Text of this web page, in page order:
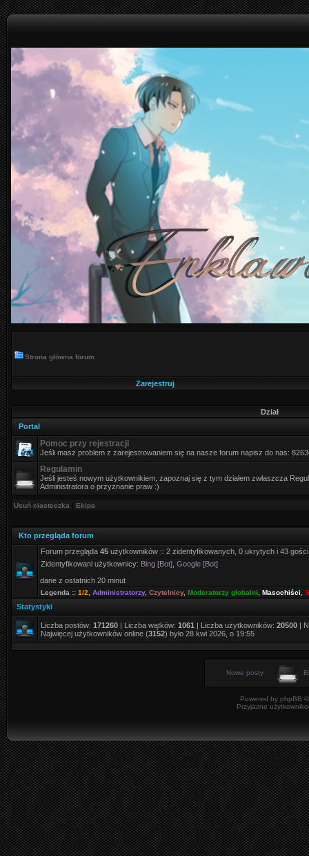
Strona główna forum
Zarejestruj
Dział
Portal
Pomoc przy rejestracji
Jeśli masz problem z zarejestrowaniem się na nasze forum napisz do nas:
Regulamin
Jeśli jesteś nowym użytkownikiem, zapoznaj się z tym działem zwłaszcza
Administratora o przyznanie praw :)
Usuń ciasteczka | Ekipa
Kto przegląda forum
Forum przegląda 45 użytkowników :: 2 zidentyfikowanych, 0 ukrytych i 43 gości
Zidentyfikowani użytkownicy: Bing [Bot] Google [Bot]
dane z ostatnich 20 minut
Legenda :: 1/2 Administratorzy, Czytelnicy, Moderatorzy globalni Masochiści
Statystyki
Liczba postów: 171260 | Liczba wątków: 1061 | Liczba użytkowników: 20500 |
Najwięcej użytkowników online (3152) było 28 kwi 2026, o 19:55
Nowe posty
Powered by phpBB
Przyjazne